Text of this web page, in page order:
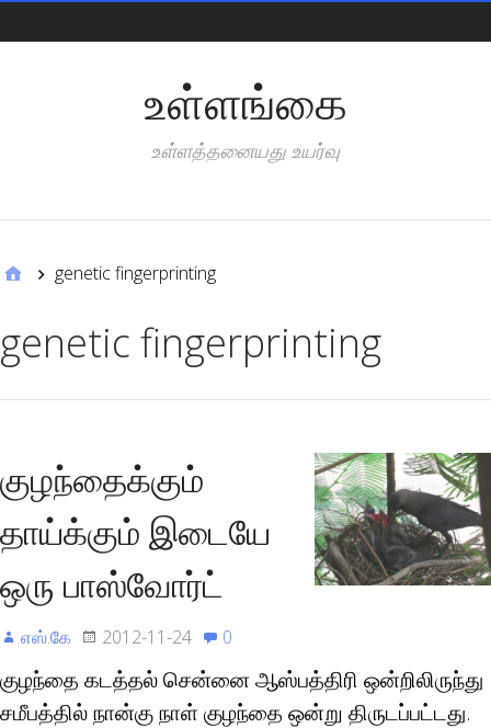
உள்ளங்கை
உள்ளத்தனையது உயர்வு
genetic fingerprinting
genetic fingerprinting
குழந்தைக்கும்
தாய்க்கும் இடையே
ஒரு பாஸ்வோர்ட்
எஸ்.கே 2012-11-24 0
குழந்தை கடத்தல் சென்னை ஆஸ்பத்திரி ஒன்றிலிருந்து
சமீபத்தில் நான்கு நாள் குழந்தை ஒன்று திருடப்பட்டது.